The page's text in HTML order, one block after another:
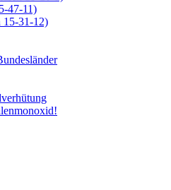
47-11)
31-12)